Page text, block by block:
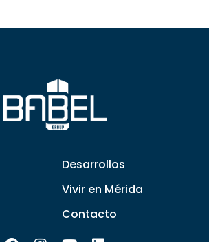
Desarrollos
Vivir en Mérida
Contacto